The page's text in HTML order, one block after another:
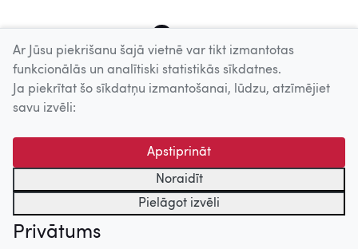
Uz augšu
© 2026 Nacionālais Kino centrs, Kultūras informācijas sistēmu
centrs. Sadarbības partneris: Latvijas Valsts
kinofotofonodokumentu arhīvs.
Ar Jūsu piekrišanu šajā vietnē var tikt izmantotas
funkcionālās un analītiski statistikās sīkdatnes.
Ja piekrītat šo sīkdatņu izmantošanai, lūdzu, atzīmējiet
savu izvēli:
Apstiprināt
Noraidīt
Pielāgot izvēli
Privātums